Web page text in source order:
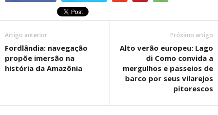
Artigo anterior
Fordlândia: navegação
propõe imersão na
história da Amazônia
Próximo artigo
Alto verão europeu: Lago
di Como convida a
mergulhos e passeios de
barco por seus vilarejos
pitorescos